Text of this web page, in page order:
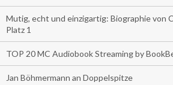
Mutig, echt und einzigartig: Biographie von
Platz 1
TOP 20 MC Audiobook Streaming by
Jan Böhmermann an Doppelspitze